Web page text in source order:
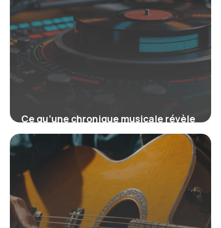
Ce qu’une chronique musicale révèle
sur l’univers sonore actuel
18 juin 2026